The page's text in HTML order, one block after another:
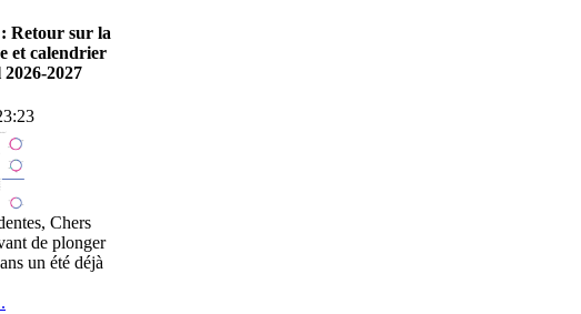
Retour sur la
et calendrier
2027
Chers
de plonger
un été déjà